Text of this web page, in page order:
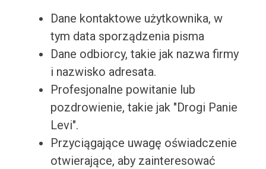
Dane kontaktowe użytkownika, w
tym data sporządzenia pisma
Dane odbiorcy, takie jak nazwa firmy
i nazwisko adresata.
Profesjonalne powitanie lub
pozdrowienie, takie jak "Drogi Panie
Levi".
Przyciągające uwagę oświadczenie
otwierające, aby zainteresować